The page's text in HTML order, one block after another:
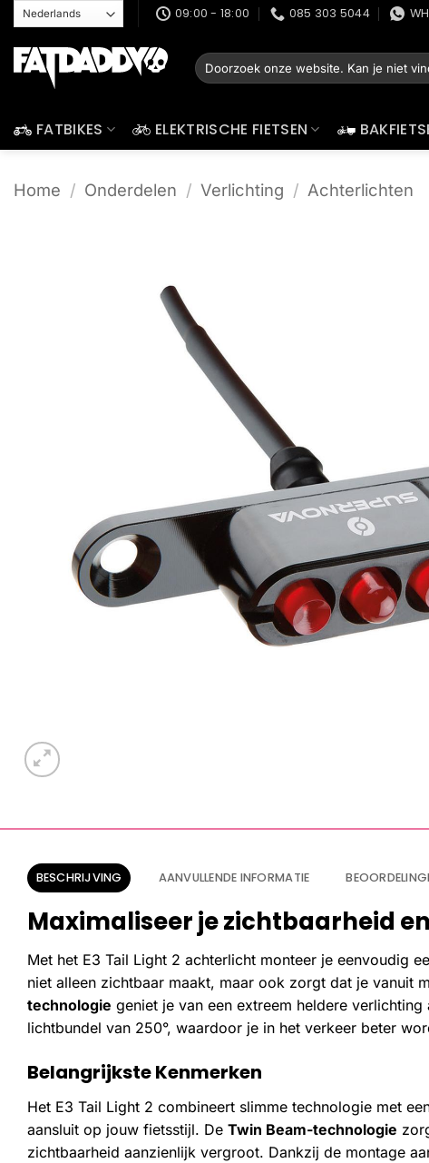
naar
inhoud
09:00 - 18:00 085 303 5044
Zoeken
naar:
FATBIKES ELEKTRISCHE FIETSEN
Home / Onderdelen / Verlichting / Achterlichten
BESCHRIJVING AANVULLENDE INFORMATIE
Maximaliseer je zichtbaarheid
Met het E3 Tail Light 2 achterlicht monteer je eenvoudig
niet alleen zichtbaar maakt, maar ook zorgt dat je vanuit
technologie geniet je van een extreem heldere
lichtbundel van 250°, waardoor je in het verkeer beter
Belangrijkste Kenmerken
Het E3 Tail Light 2 combineert slimme technologie met
aansluit op jouw fietsstijl. De Twin Beam-technologie
zichtbaarheid aanzienlijk vergroot. Dankzij de montage